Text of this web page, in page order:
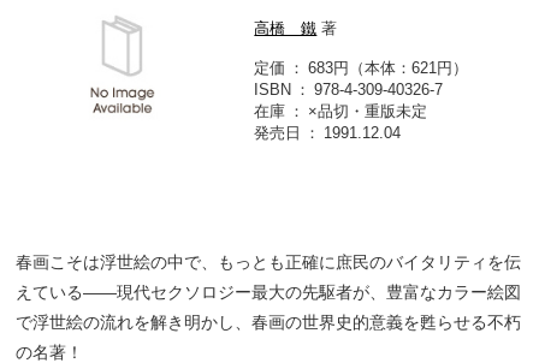
高橋 鐵 著
定価
683円（本体：621円）
ISBN
978-4-309-40326-7
在庫
×品切・重版未定
発売日
1991.12.04
春画こそは浮世絵の中で、もっとも正確に庶民のバイタリティを伝
えている――現代セクソロジー最大の先駆者が、豊富なカラー絵図
で浮世絵の流れを解き明かし、春画の世界史的意義を甦らせる不朽
の名著！